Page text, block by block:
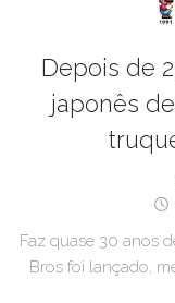
Depois de
japonês
Faz quase 30 anos
Bros foi lançado,